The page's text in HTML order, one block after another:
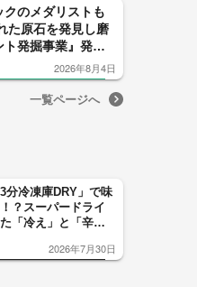
クのメダリストも
た原石を発見し磨
ト発掘事業』発足
人に1人の“狭き
】
2026年8月4日
一覧ページへ
3分冷凍庫DRY」で味
？スーパードライ
「冷え」と「辛
カーブ」が飲み頃の
2026年7月30日